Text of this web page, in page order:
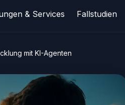
& Services Fallstudien
mit KI-Agenten